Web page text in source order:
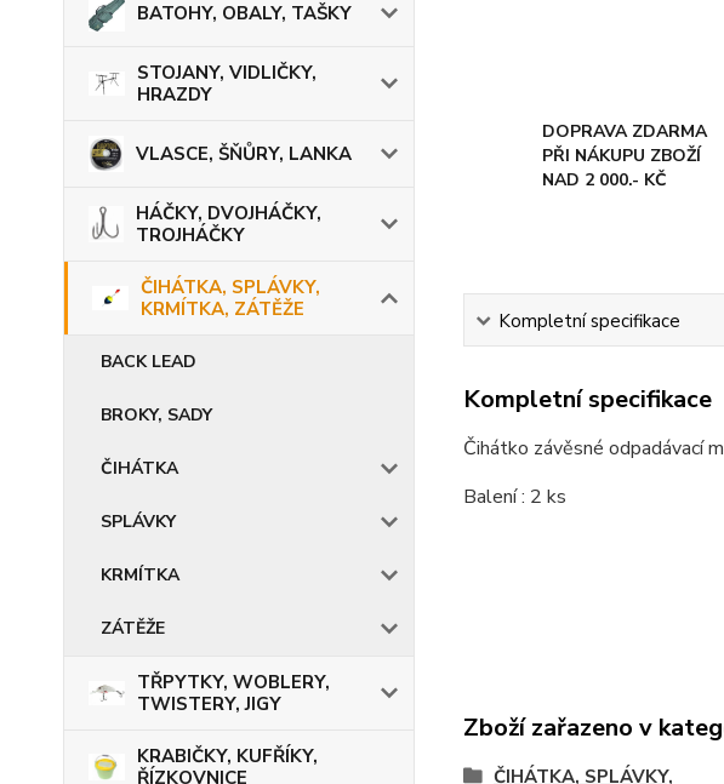
BATOHY, OBALY, TAŠKY
STOJANY, VIDLIČKY,
HRAZDY
VLASCE, ŠŇŮRY, LANKA
HÁČKY, DVOJHÁČKY,
TROJHÁČKY
ČIHÁTKA, SPLÁVKY,
KRMÍTKA, ZÁTĚŽE
BACK LEAD
BROKY, SADY
ČIHÁTKA
SPLÁVKY
KRMÍTKA
ZÁTĚŽE
TŘPYTKY, WOBLERY,
TWISTERY, JIGY
KRABIČKY, KUFŘÍKY,
ŘÍZKOVNICE
DOPRAVA ZDARMA
PŘI NÁKUPU ZBOŽÍ
NAD 2 000.- KČ
Kompletní specifikace
Kompletní specifikace
Čihátko závěsné odpadávací
Balení : 2 ks
Zboží zařazeno v
ČIHÁTKA, SPLÁVKY,